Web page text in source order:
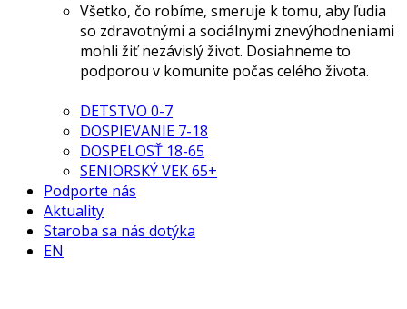
Všetko, čo robíme, smeruje k tomu, aby ľudia
so zdravotnými a sociálnymi znevýhodneniami
mohli žiť nezávislý život. Dosiahneme to
podporou v komunite počas celého života.
DETSTVO 0-7
DOSPIEVANIE 7-18
DOSPELOSŤ 18-65
SENIORSKÝ VEK 65+
Podporte nás
Aktuality
Staroba sa nás dotýka
EN